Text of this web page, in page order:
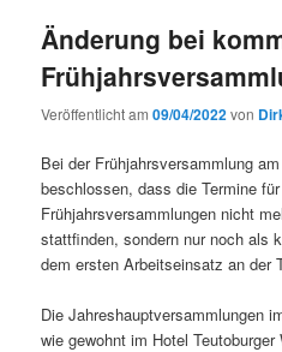
Änderung bei
Veröffentlicht am09/04/2022von
Bei der Frühjahrsversammlung
beschlossen, dass die Termine
Frühjahrsversammlungen nicht
stattfinden, sondern nur noch als
dem ersten Arbeitseinsatz an der
Die Jahreshauptversammlungen
wie gewohnt im Hotel Teutoburger